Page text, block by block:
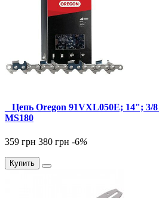
_ Цепь Oregon 91VXL050E; 14";
MS180
359 грн 380 грн -6%
Купить